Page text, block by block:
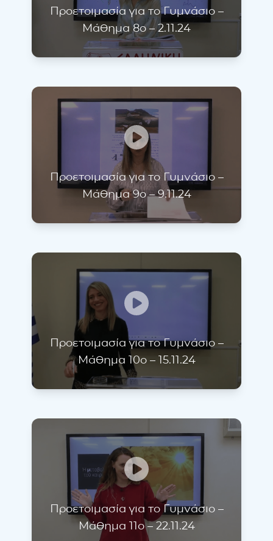
Προετοιμασία για το Γυμνάσιο –
Μάθημα 8ο – 2.11.24
Προετοιμασία για το Γυμνάσιο –
Μάθημα 9ο – 9.11.24
Προετοιμασία για το Γυμνάσιο –
Μάθημα 10ο – 15.11.24
Προετοιμασία για το Γυμνάσιο –
Μάθημα 11ο – 22.11.24